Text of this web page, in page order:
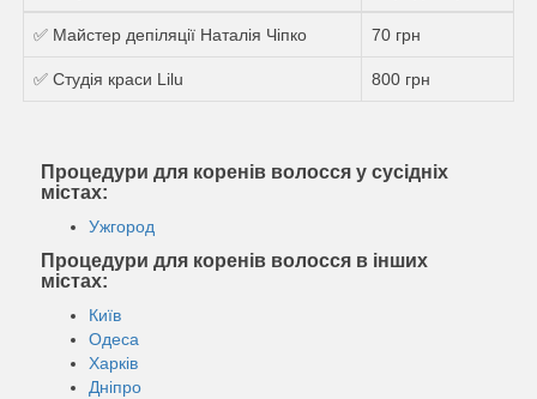
✅ Майстер депіляції Наталія Чіпко 70 грн
✅ Студія краси Lilu 800 грн
Процедури для коренів волосся у сусідніх
містах:
Ужгород
Процедури для коренів волосся в інших
містах:
Київ
Одеса
Харків
Дніпро